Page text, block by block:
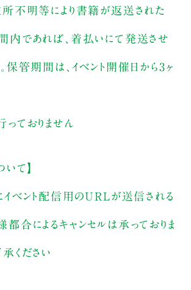
所不明等により書籍が返送された
内であれば、着払いにて発送させ
保管期間は、イベント開催日から3ヶ
ておりません
いて】
イベント配信用のURLが送信される
合によるキャンセルは承っておりま
ください